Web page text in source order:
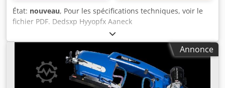
État: nouveau, Pour les spécifications techniques, voir le
fichier PDF. Dedsxp Hyyopfx Aaneck
Annonce